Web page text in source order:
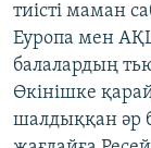
тиісті маман
Еуропа мен
балалардың
Өкінішке
шалдыққан әр